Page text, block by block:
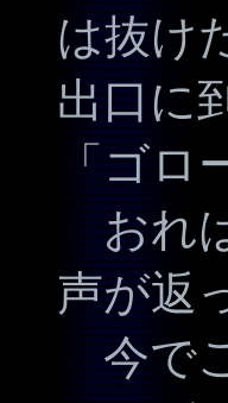
は抜け
出口に
「ゴ
おれ
声が返
今で